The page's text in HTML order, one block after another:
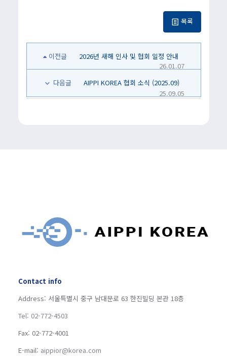
목록
이전글
2026년 새해 인사 및 협회 일정 안내
26.01.07
다음글
AIPPI KOREA 협회 소식 (2025.09)
25.09.05
Contact info
Address: 서울특별시 중구 남대문로 63 한진빌딩 본관 18층
Tel: 02-772-4503
Fax: 02-772-4001
E-mail: aippior@korea.com